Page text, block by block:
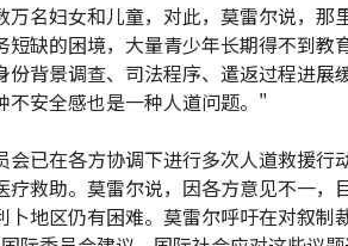
名妇女和儿童，对此，莫雷尔说，那
短缺的困境，大量青少年长期得不到教
份背景调查、司法程序、遣返过程进展
不安全感也是一种人道问题。"
已在各方协调下进行多次人道救援行
救助。莫雷尔说，因各方意见不一，
地区仍有困难。莫雷尔呼吁在对叙制